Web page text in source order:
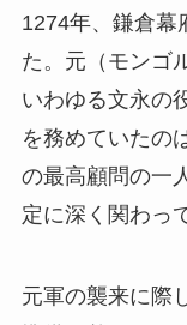
1274年、鎌倉幕
た。元（モンゴ
いわゆる文永の
を務めていたの
の最高顧問の一
定に深く関わっ
元軍の襲来に際